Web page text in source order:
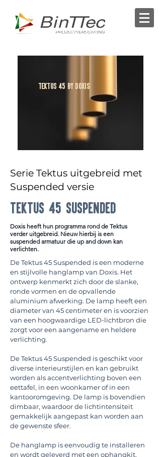
Tektus 45 BY doxis
Serie Tektus uitgebreid met
Suspended versie
Tektus 45 suspended
Doxis heeft hun programma rond de Tektus
verder uitgebreid. Nieuw hierbij is een
suspended armatuur die up and down kan
verlichten.
De Tektus 45 Suspended is een moderne
en stijlvolle hanglamp van Doxis. Het
ontwerp kenmerkt zich door de slanke,
ronde vormen en de opvallende
aluminium afwerking. De lamp heeft een
diameter van 45 centimeter en is voorzien
van een hoogwaardige LED-lichtbron die
zorgt voor een aangename en heldere
verlichting.
De Tektus 45 Suspended is geschikt voor
diverse interieurstijlen en kan gebruikt
worden als accentverlichting boven een
eettafel, in een woonkamer of in een
kantooromgeving. De lamp is bovendien
dimbaar, waardoor de lichtintensiteit
gemakkelijk aangepast kan worden aan
de gewenste sfeer.
De hanglamp is eenvoudig te installeren
en wordt geleverd met een ophangkit.